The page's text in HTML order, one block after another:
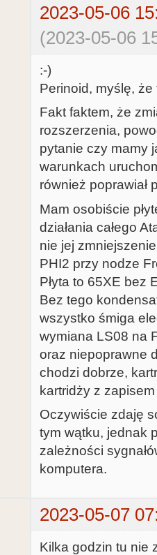
2023-05-06
(2023-05-06
:-)
Perinoid, myślę,
Fakt faktem, że
rozszerzenia,
pytanie czy mamy
warunkach
również poprawiał
Mam osobiście
działania całego
nie jej
PHI2 przy nodze
Płyta to 65XE bez
Bez tego
wszystko śmiga
wymiana LS08 na
oraz niepoprawne
chodzi dobrze,
kartridży z
Oczywiście zdaję
tym wątku, jednak
zależności
komputera.
2023-05-07
Kilka godzin tu nie